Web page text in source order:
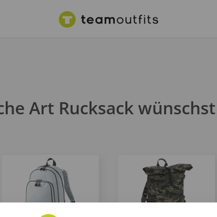
Art Rucksack